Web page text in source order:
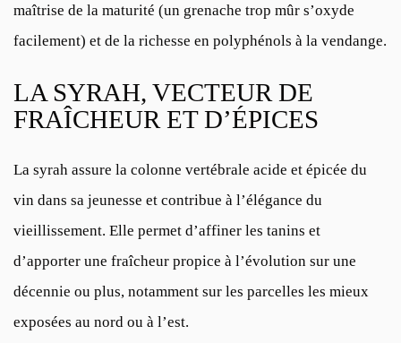
maîtrise de la maturité (un grenache trop mûr s’oxyde
facilement) et de la richesse en polyphénols à la vendange.
LA SYRAH, VECTEUR DE
FRAÎCHEUR ET D’ÉPICES
La syrah assure la colonne vertébrale acide et épicée du
vin dans sa jeunesse et contribue à l’élégance du
vieillissement. Elle permet d’affiner les tanins et
d’apporter une fraîcheur propice à l’évolution sur une
décennie ou plus, notamment sur les parcelles les mieux
exposées au nord ou à l’est.